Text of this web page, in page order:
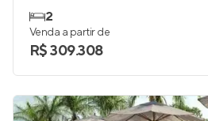
2
Venda a partir de
R$ 309.308